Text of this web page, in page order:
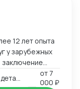
12 лет опыта
у зарубежных
заключение
-
с
от 7
000 ₽